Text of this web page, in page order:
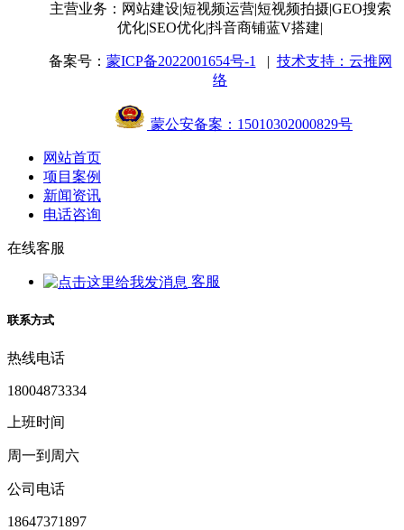
主营业务：网站建设|短视频运营|短视频拍摄|GEO搜索
优化|SEO优化|抖音商铺蓝V搭建|
备案号： 蒙ICP备2022001654号-1 | 技术支持：云推网
络
蒙公安备案：15010302000829号
网站首页
项目案例
新闻资讯
电话咨询
在线客服
客服
联系方式
热线电话
18004873334
上班时间
周一到周六
公司电话
18647371897